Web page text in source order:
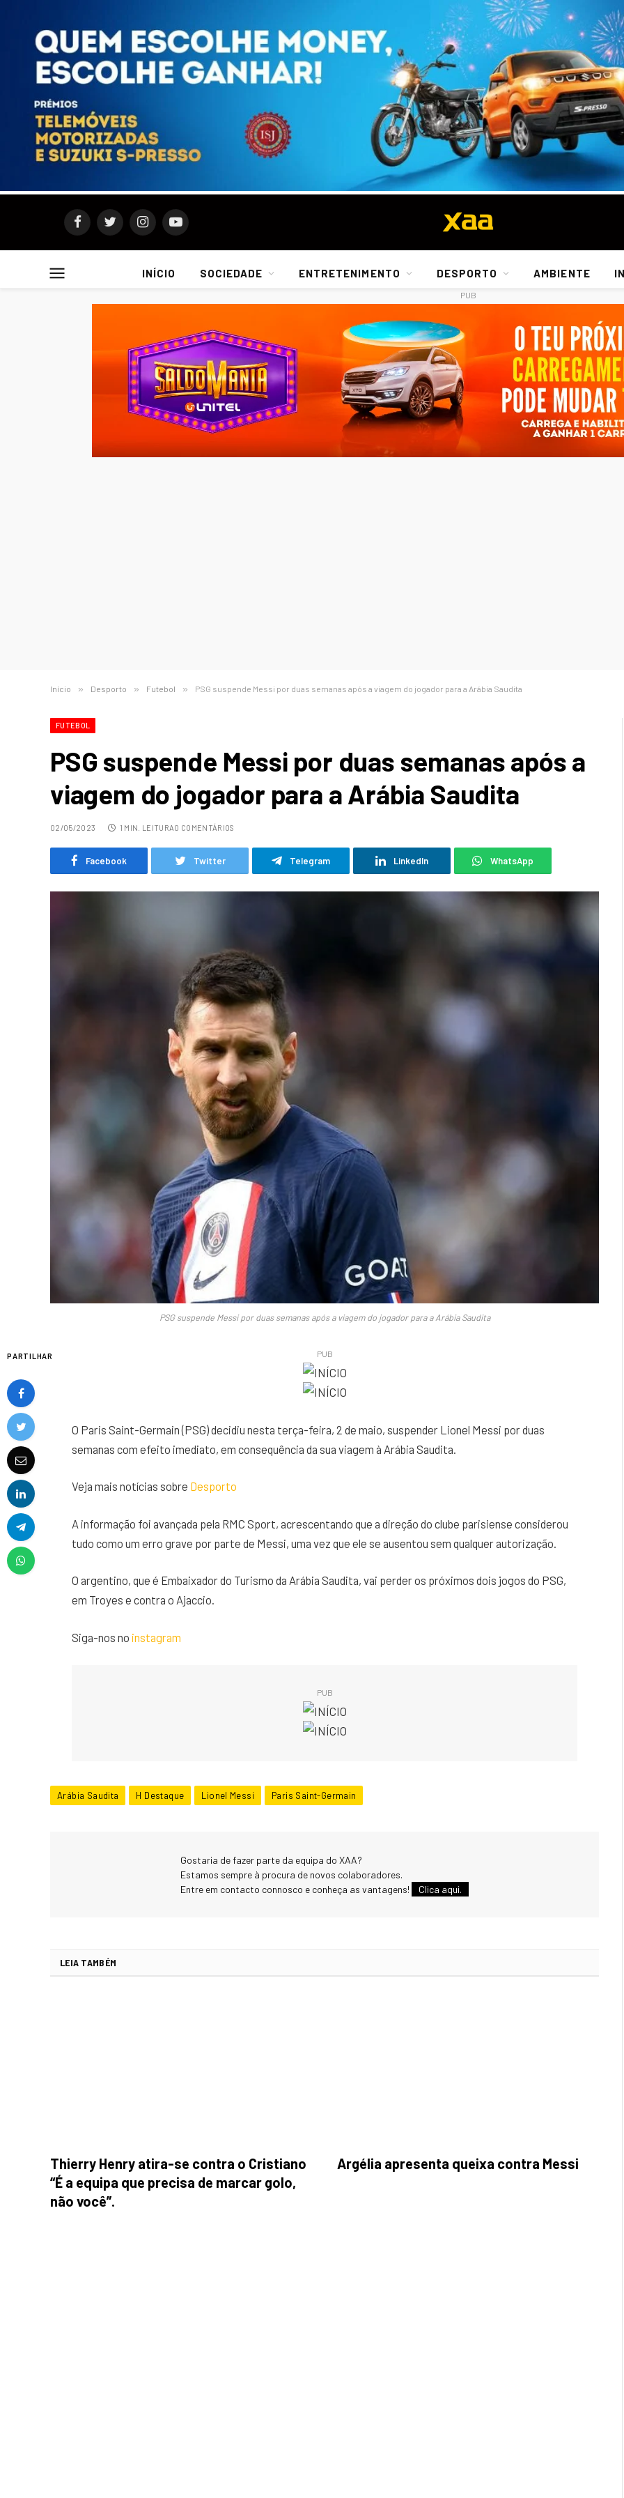
FacebookTwitterInstagramYouTube
INÍCIO SOCIEDADE ENTRETENIMENTO DESPORTO AMBIENTE
PUB
Início » Desporto » Futebol » PSG suspende Messi por duas semanas após a viagem do jogador para a Arábia Saudita
FUTEBOL
PSG suspende Messi por duas semanas após a
viagem do jogador para a Arábia Saudita
02/05/2023 1 MIN. LEITURA0 COMENTÁRIOS
Facebook Twitter Telegram LinkedIn WhatsApp
PSG suspende Messi por duas semanas após a viagem do jogador para a Arábia Saudita
PARTILHAR PUB
O Paris Saint-Germain (PSG) decidiu nesta terça-feira, 2 de maio, suspender Lionel Messi por duas
semanas com efeito imediato, em consequência da sua viagem à Arábia Saudita.
Veja mais notícias sobre Desporto
A informação foi avançada pela RMC Sport, acrescentando que a direção do clube parisiense considerou
tudo como um erro grave por parte de Messi, uma vez que ele se ausentou sem qualquer autorização.
O argentino, que é Embaixador do Turismo da Arábia Saudita, vai perder os próximos dois jogos do PSG,
em Troyes e contra o Ajaccio.
Siga-nos no instagram
PUB
Arábia Saudita H Destaque Lionel Messi Paris Saint-Germain
Gostaria de fazer parte da equipa do XAA?
Estamos sempre à procura de novos colaboradores.
Entre em contacto connosco e conheça as vantagens!
Clica aqui.
LEIA TAMBÉM
Thierry Henry atira-se contra o Cristiano
“É a equipa que precisa de marcar golo,
não você”.
Argélia apresenta queixa contra Messi